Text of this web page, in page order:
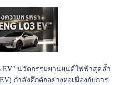
EV" นวัตกรรมยานยนต์ไฟฟ้าสุดล้ำ
กำลังคึกคักอย่างต่อเนื่องกับการ